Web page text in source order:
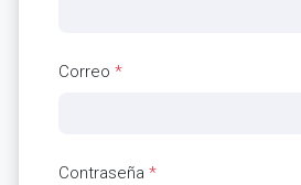
Correo *
Contraseña *